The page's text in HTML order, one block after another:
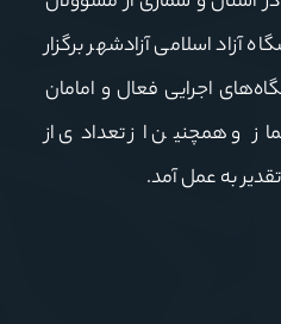
آزاد اسلامی آزادشهر برگزار
اجرایی فعال و امامان
و همچنین از تعدادی از
به عمل آمد.